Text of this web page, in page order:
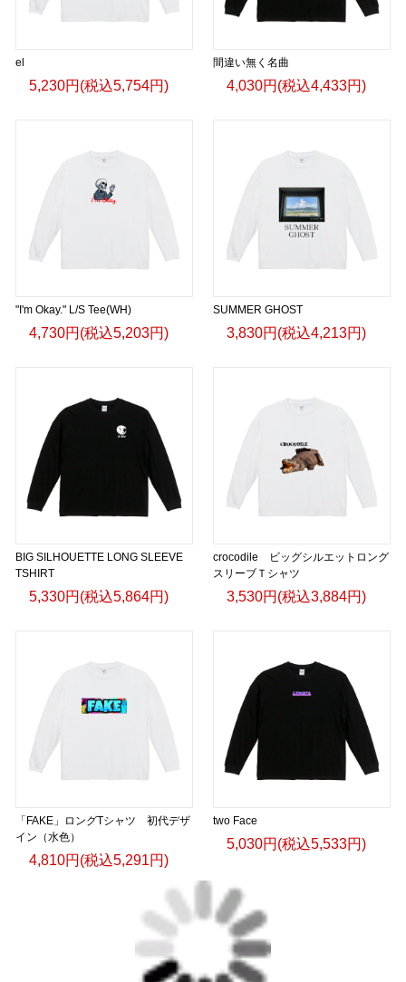
el
5,230円(税込5,754円)
間違い無く名曲
4,030円(税込4,433円)
"I'm Okay." L/S Tee(WH)
4,730円(税込5,203円)
SUMMER GHOST
3,830円(税込4,213円)
BIG SILHOUETTE LONG SLEEVE
TSHIRT
5,330円(税込5,864円)
crocodile ビッグシルエットロング
スリーブＴシャツ
3,530円(税込3,884円)
「FAKE」ロングTシャツ 初代デザ
イン（水色）
4,810円(税込5,291円)
two Face
5,030円(税込5,533円)